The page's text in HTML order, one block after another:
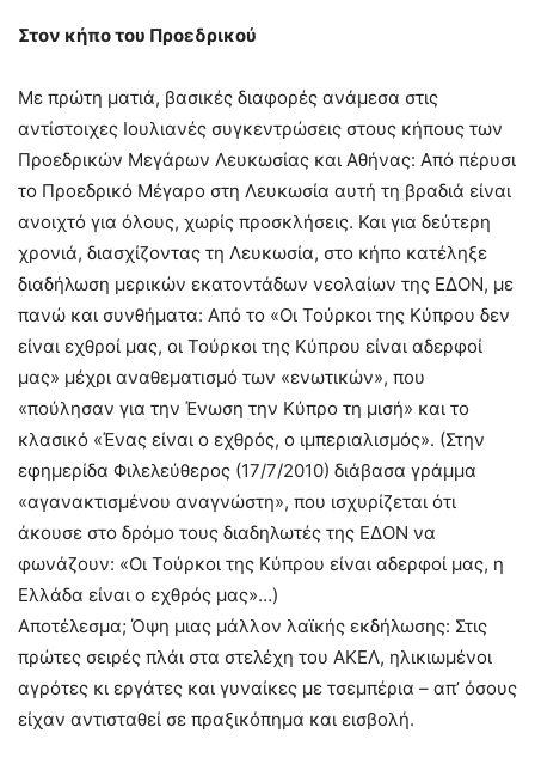
Στον κήπο του Προεδρικού
Με πρώτη ματιά, βασικές διαφορές ανάμεσα στις
αντίστοιχες Ιουλιανές συγκεντρώσεις στους κήπους των
Προεδρικών Μεγάρων Λευκωσίας και Αθήνας: Από πέρυσι
το Προεδρικό Μέγαρο στη Λευκωσία αυτή τη βραδιά είναι
ανοιχτό για όλους, χωρίς προσκλήσεις. Και για δεύτερη
χρονιά, διασχίζοντας τη Λευκωσία, στο κήπο κατέληξε
διαδήλωση μερικών εκατοντάδων νεολαίων της ΕΔΟΝ, με
πανώ και συνθήματα: Από το «Οι Τούρκοι της Κύπρου δεν
είναι εχθροί μας, οι Τούρκοι της Κύπρου είναι αδερφοί
μας» μέχρι αναθεματισμό των «ενωτικών», που
«πούλησαν για την Ένωση την Κύπρο τη μισή» και το
κλασικό «Ένας είναι ο εχθρός, ο ιμπεριαλισμός». (Στην
εφημερίδα Φιλελεύθερος (17/7/2010) διάβασα γράμμα
«αγανακτισμένου αναγνώστη», που ισχυρίζεται ότι
άκουσε στο δρόμο τους διαδηλωτές της ΕΔΟΝ να
φωνάζουν: «Οι Τούρκοι της Κύπρου είναι αδερφοί μας, η
Ελλάδα είναι ο εχθρός μας»…)
Αποτέλεσμα; Όψη μιας μάλλον λαϊκής εκδήλωσης: Στις
πρώτες σειρές πλάι στα στελέχη του ΑΚΕΛ, ηλικιωμένοι
αγρότες κι εργάτες και γυναίκες με τσεμπέρια – απ’ όσους
είχαν αντισταθεί σε πραξικόπημα και εισβολή.